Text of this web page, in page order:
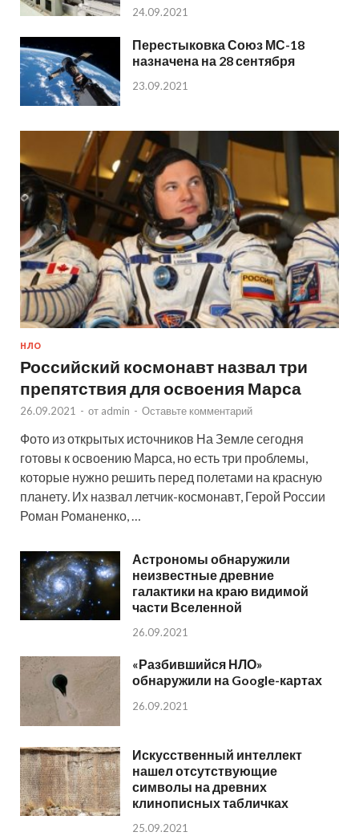
24.09.2021
Перестыковка Союз МС-18
назначена на 28 сентября
23.09.2021
НЛО
Российский космонавт назвал три
препятствия для освоения Марса
26.09.2021 - от admin - Оставьте комментарий
Фото из открытых источников На Земле сегодня
готовы к освоению Марса, но есть три проблемы,
которые нужно решить перед полетами на красную
планету. Их назвал летчик-космонавт, Герой России
Роман Романенко, …
Астрономы обнаружили
неизвестные древние
галактики на краю видимой
части Вселенной
26.09.2021
«Разбившийся НЛО»
обнаружили на Google-картах
26.09.2021
Искусственный интеллект
нашел отсутствующие
символы на древних
клинописных табличках
25.09.2021